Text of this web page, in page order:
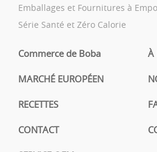
Emballages et Fournitures à
Série Santé et Zéro Calorie
Commerce de Boba À
MARCHÉ EUROPÉEN
RECETTES
CONTACT